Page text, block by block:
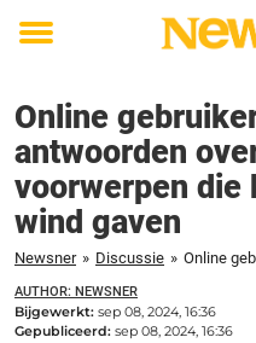
Toggle
Online
antwoorden
voorwerpen die
wind gaven
Newsner » Discussie »
AUTHOR: NEWSNER
Bijgewerkt: sep 08, 2024, 16:36
Gepubliceerd: sep 08, 2024, 16:36